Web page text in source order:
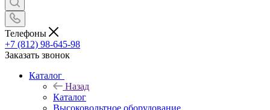
Телефоны
+7 (812) 98-645-98
Заказать звонок
Каталог
Назад
Каталог
Высоковольтное оборудование